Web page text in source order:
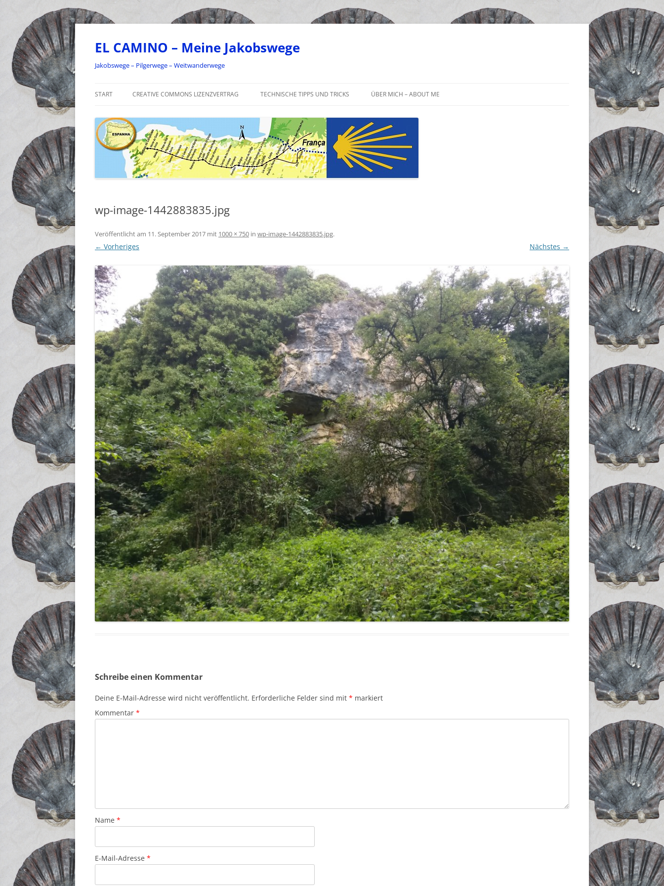
Zum
EL CAMINO – Meine Jakobswege
Jakobswege – Pilgerwege – Weitwanderwege
START CREATIVE COMMONS LIZENZVERTRAG TECHNISCHE TIPPS UND TRICKS ÜBER MICH – ABOUT ME
wp-image-1442883835.jpg
Veröffentlicht am 11. September 2017 mit 1000 × 750 in wp-image-1442883835.jpg.
← Vorheriges Nächstes →
Schreibe einen Kommentar
Deine E-Mail-Adresse wird nicht veröffentlicht. Erforderliche Felder sind mit * markiert
Kommentar *
Name *
E-Mail-Adresse *